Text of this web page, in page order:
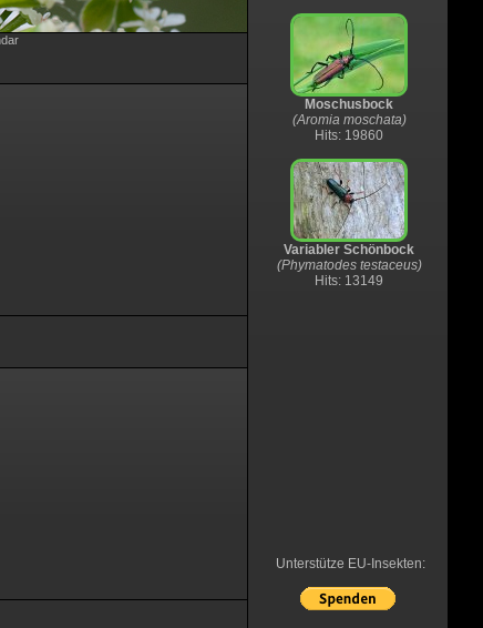
Moschusbock
(Aromia moschata)
Hits: 19860
Variabler Schönbock
(Phymatodes testaceus)
Hits: 13149
Unterstütze EU-Insekten: